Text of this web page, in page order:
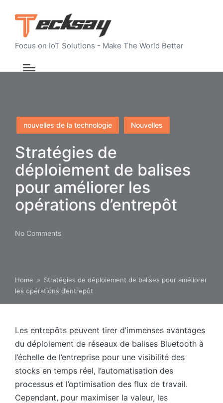
Focus on IoT Solutions - Make The World Better
Posted
in
nouvelles de la technologie Nouvelles
Stratégies de
déploiement de balises
pour améliorer les
opérations d’entrepôt
No Comments
Home » Stratégies de déploiement de balises pour améliorer
les opérations d’entrepôt
Les entrepôts peuvent tirer d’immenses avantages
du déploiement de réseaux de balises Bluetooth à
l’échelle de l’entreprise pour une visibilité des
stocks en temps réel, l’automatisation des
processus et l’optimisation des flux de travail.
Cependant, pour maximiser la valeur, les